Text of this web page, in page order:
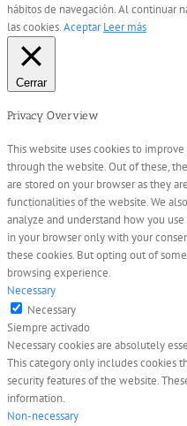
hábitos de navegación. Al continuar
las cookies.Aceptar Leer más
Cerrar
Privacy Overview
This website uses cookies to
through the website. Out of these,
are stored on your browser as they
functionalities of the website. We
analyze and understand how you
in your browser only with your
these cookies. But opting out of
browsing experience.
Necessary
Necessary
Siempre activado
Necessary cookies are absolutely
This category only includes cookies
security features of the website.
information.
Non-necessary